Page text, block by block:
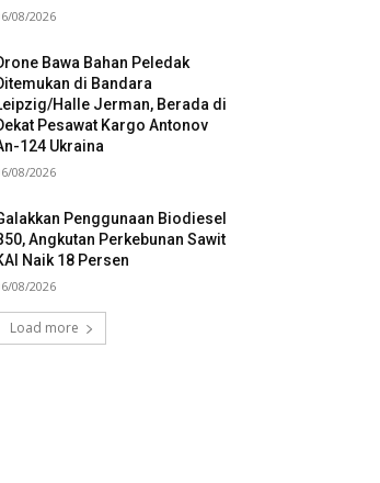
08/2026
Bawa Bahan Peledak
di Bandara
Halle Jerman, Berada di
Pesawat Kargo Antonov
124 Ukraina
08/2026
Penggunaan Biodiesel
Angkutan Perkebunan Sawit
Naik 18 Persen
08/2026
Load more